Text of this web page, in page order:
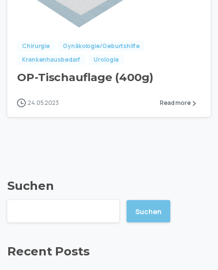
Chirurgie
Gynäkologie/Geburtshilfe
Krankenhausbedarf
Urologie
OP-Tischauflage (400g)
24.05.2023 Read more
Suchen
Suchen
Recent Posts